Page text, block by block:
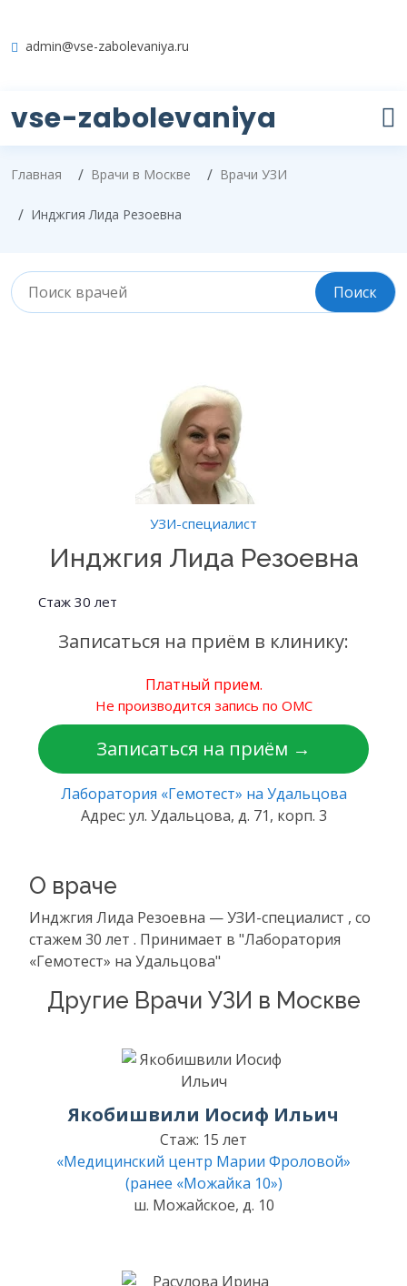
admin@vse-zabolevaniya.ru
vse-zabolevaniya
Главная Врачи в Москве Врачи УЗИ
Инджгия Лида Резоевна
УЗИ-специалист
Инджгия Лида Резоевна
Стаж 30 лет
Записаться на приём в клинику:
Платный прием.
Не производится запись по ОМС
Записаться на приём →
Лаборатория «Гемотест» на Удальцова
Адрес: ул. Удальцова, д. 71, корп. 3
О враче
Инджгия Лида Резоевна — УЗИ-специалист , со
стажем 30 лет . Принимает в "Лаборатория
«Гемотест» на Удальцова"
Другие Врачи УЗИ в Москве
Якобишвили Иосиф Ильич
Стаж: 15 лет
«Медицинский центр Марии Фроловой»
(ранее «Можайка 10»)
ш. Можайское, д. 10